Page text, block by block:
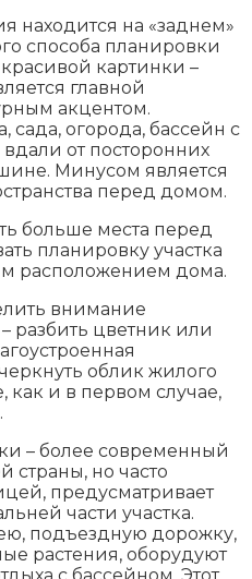
находится на «заднем»
способа планировки
картинки –
главной
акцентом.
сада, огорода, бассейн с
от посторонних
Минусом является
перед домом.
больше места перед
планировку участка
расположением дома.
внимание
разбить цветник или
облик жилого
как и в первом случае,
– более современный
но часто
предусматривает
части участка.
подъездную дорожку,
растения, оборудуют